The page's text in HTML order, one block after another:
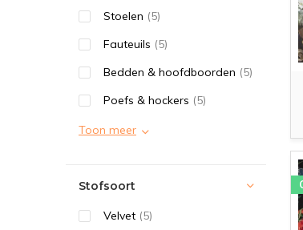
Stoelen (5)
Fauteuils (5)
Bedden & hoofdboorden (5)
Poefs & hockers (5)
Toon meer
Stofsoort
Velvet (5)